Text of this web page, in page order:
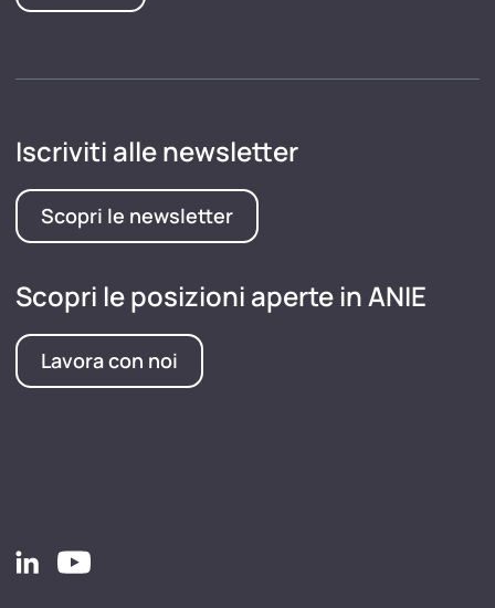
Iscriviti alle newsletter
Scopri le newsletter
Scopri le posizioni aperte in ANIE
Lavora con noi